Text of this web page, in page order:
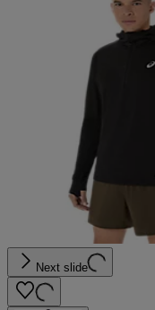
Next slide